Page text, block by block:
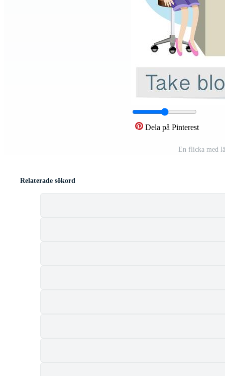
Dela på Pinterest
En flicka med
Relaterade sökord